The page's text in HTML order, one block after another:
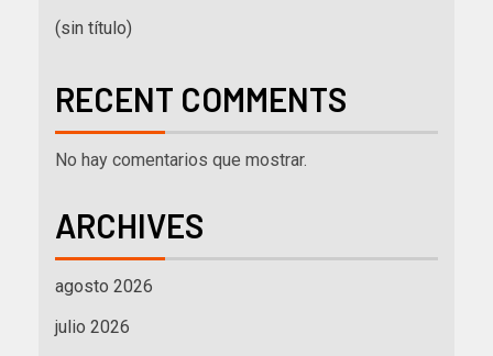
(sin título)
RECENT COMMENTS
No hay comentarios que mostrar.
ARCHIVES
agosto 2026
julio 2026